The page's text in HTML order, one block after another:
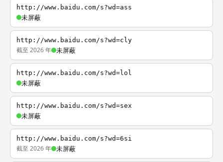
http://www.baidu.com/s?wd=ass
未屏蔽
http://www.baidu.com/s?wd=cly
截至 2026 年 未屏蔽
http://www.baidu.com/s?wd=lol
未屏蔽
http://www.baidu.com/s?wd=sex
未屏蔽
http://www.baidu.com/s?wd=6si
截至 2026 年 未屏蔽